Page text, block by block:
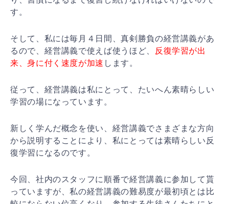
す。
そして、私には毎月４日間、真剣勝負の経営講義があ
るので、経営講義で使えば使うほど、
反復学習が出
来、身に付 く速度が加速 します。
従って、経営講義は私にとって、たいへん素晴らしい
学習の場になっています。
新しく学んだ概念を使い、経営講義でさまざまな方向
から説明することにより、私にとっては素晴らしい反
復学習に なるのです。
今回、社内のスタッフに順番で経営講義に参加して貰
っていますが、私の経営講義の難易度が最初頃とは比